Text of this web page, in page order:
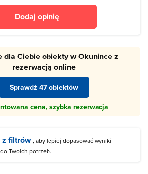
Dodaj opinię
dla Ciebie obiekty w Okunince z
rezerwacją online
Sprawdź 47 obiektów
cena, szybka rezerwacja
z filtrów , aby lepiej dopasować wyniki
Twoich potrzeb.